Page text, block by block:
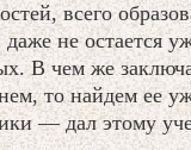
всего
не остается
В чем же
то найдем ее
— дал этому